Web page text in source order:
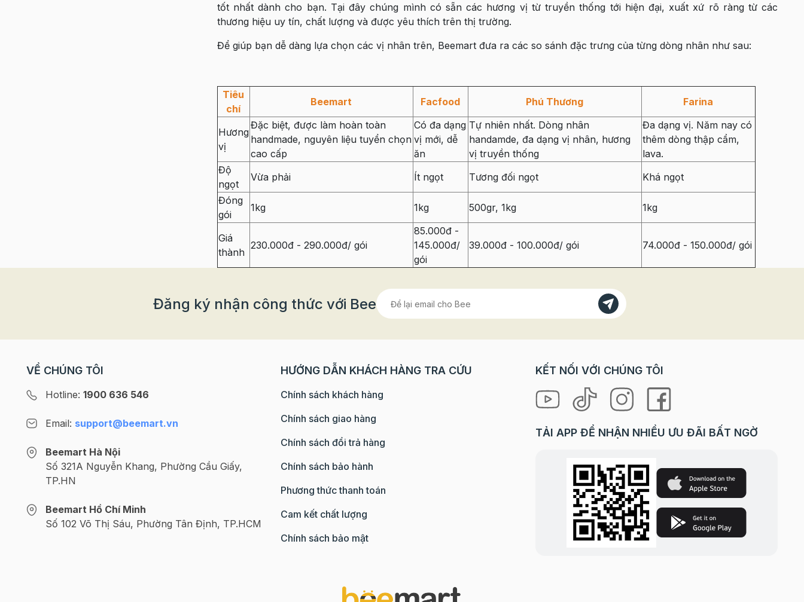
tốt nhất dành cho bạn. Tại đây chúng mình có sẵn các hương vị từ truyền thống tới hiện đại, xuất xứ rõ ràng từ các
thương hiệu uy tín, chất lượng và được yêu thích trên thị trường.
Để giúp bạn dễ dàng lựa chọn các vị nhân trên, Beemart đưa ra các so sánh đặc trưng của từng dòng nhân như sau:
Tiêu
chí
Beemart Facfood Phú Thương Farina
Hương
vị
Đặc biệt, được làm hoàn toàn
handmade, nguyên liệu tuyển chọn
cao cấp
Có đa dạng
vị mới, dễ
ăn
Tự nhiên nhất. Dòng nhân
handamde, đa dạng vị nhân, hương
vị truyền thống
Đa dạng vị. Năm nay có
thêm dòng thập cẩm,
lava.
Độ
ngọt
Vừa phải Ít ngọt Tương đối ngọt
Khá ngọt
Đóng
gói
1kg 1kg 500gr, 1kg 1kg
Giá
thành
230.000đ - 290.000đ/ gói
85.000đ -
145.000đ/
gói
39.000đ - 100.000đ/ gói 74.000đ - 150.000đ/ gói
Đăng ký nhận công thức với Bee
VỀ CHÚNG TÔI
Hotline: 1900 636 546
Email: support@beemart.vn
Beemart Hà Nội
Số 321A Nguyễn Khang, Phường Cầu Giấy,
TP.HN
Beemart Hồ Chí Minh
Số 102 Võ Thị Sáu, Phường Tân Định, TP.HCM
HƯỚNG DẪN KHÁCH HÀNG TRA CỨU
Chính sách khách hàng
Chính sách giao hàng
Chính sách đổi trả hàng
Chính sách bảo hành
Phương thức thanh toán
Cam kết chất lượng
Chính sách bảo mật
KẾT NỐI VỚI CHÚNG TÔI
TẢI APP ĐỂ NHẬN NHIỀU ƯU ĐÃI BẤT NGỜ